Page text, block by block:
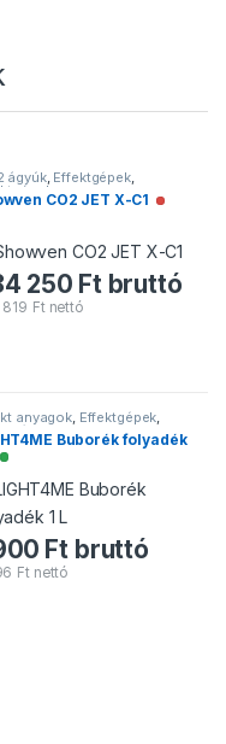
ágyúk, Effektgépek,
CO2 JET X-C1 Nincs
250 Ftbruttó
819 Ftnettó
anyagok, Effektgépek,
Buborék folyadék
Elérhető
Ft bruttó
Ft nettó